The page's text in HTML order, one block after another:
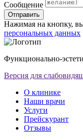
Сообщение
Отправить
Нажимая на кнопку, вы
персональных данных
Функционально-
Версия для
О клинике
Наши врачи
Услуги
Прейскурант
Отзывы